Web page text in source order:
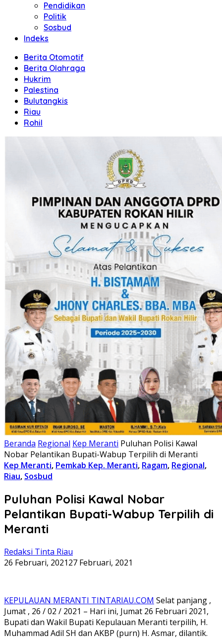
Pendidikan
Politik
Sosbud
Indeks
Berita Otomotif
Berita Olahraga
Hukrim
Palestina
Bulutangkis
Riau
Rohil
Beranda Regional Kep Meranti Puluhan Polisi Kawal
Nobar Pelantikan Bupati-Wabup Terpilih di Meranti
Kep Meranti, Pemkab Kep. Meranti, Ragam, Regional,
Riau, Sosbud
Puluhan Polisi Kawal Nobar
Pelantikan Bupati-Wabup Terpilih di
Meranti
Redaksi Tinta Riau
26 Februari, 202127 Februari, 2021
KEPULAUAN MERANTI TINTARIAU.COM Selat panjang ,
Jumat , 26 / 02 / 2021 – Hari ini, Jumat 26 Februari 2021,
Bupati dan Wakil Bupati Kepulauan Meranti terpilih, H.
Muhammad Adil SH dan AKBP (purn) H. Asmar, dilantik.